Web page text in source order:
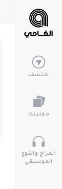
اكتشف
مكتبتك
المزاج والنوع
الموسيقي